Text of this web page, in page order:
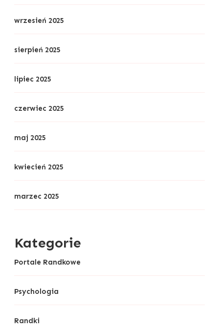
wrzesień 2025
sierpień 2025
lipiec 2025
czerwiec 2025
maj 2025
kwiecień 2025
marzec 2025
Kategorie
Portale Randkowe
Psychologia
Randki